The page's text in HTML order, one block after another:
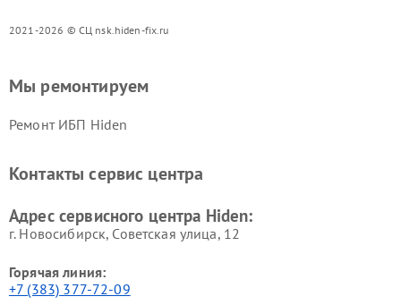
2021-2026 © СЦ nsk.hiden-fix.ru
Мы ремонтируем
Ремонт ИБП Hiden
Контакты сервис центра
Адрес сервисного центра Hiden:
г. Новосибирск, Советская улица, 12
Горячая линия:
+7 (383) 377-72-09